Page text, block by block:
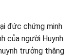
đức chứng minh
của người Huynh
trưởng thăng